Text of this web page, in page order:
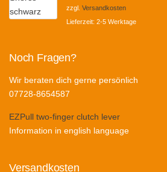
war:
€110,00
ist:
€95,00.
zzgl. Versandkosten
Lieferzeit: 2-5 Werktage
Noch Fragen?
Wir beraten dich gerne persönlich
07728-8654587
EZPull two-finger clutch lever
Information in english language
Versandkosten